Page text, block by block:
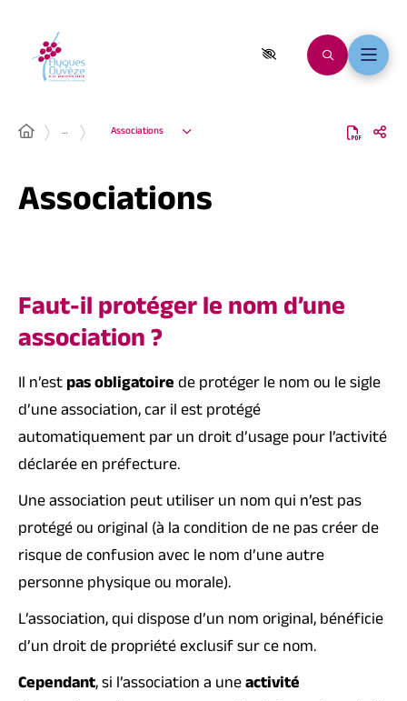
… Associations
Associations
Faut-il protéger le nom d’une
association ?
Il n’estpas obligatoirede protéger le nom ou le sigle
d’une association, car il est protégé
automatiquement par un droit d’usage pour l’activité
déclarée en préfecture.
Une association peut utiliser un nom qui n’est pas
protégé ou original (à la condition de ne pas créer de
risque de confusion avec le nom d’une autre
personne physique oumorale).
L’association, qui dispose d’un nom original, bénéficie
d’un droit de propriété exclusif sur ce nom.
Cependant, si l’association a uneactivité